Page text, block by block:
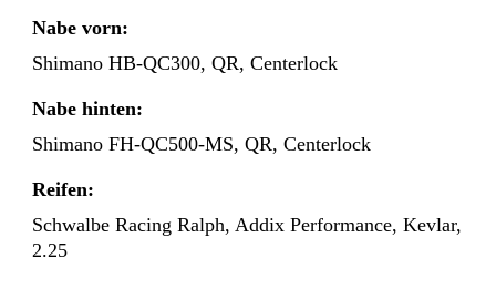
Nabe vorn:
Shimano HB-QC300, QR, Centerlock
Nabe hinten:
Shimano FH-QC500-MS, QR, Centerlock
Reifen:
Schwalbe Racing Ralph, Addix Performance, Kevlar,
2.25